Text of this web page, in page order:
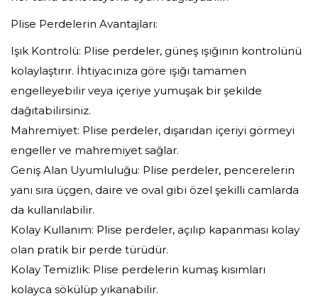
Plise Perdelerin Avantajları:
Işık Kontrolü: Plise perdeler, güneş ışığının kontrolünü
kolaylaştırır. İhtiyacınıza göre ışığı tamamen
engelleyebilir veya içeriye yumuşak bir şekilde
dağıtabilirsiniz.
Mahremiyet: Plise perdeler, dışarıdan içeriyi görmeyi
engeller ve mahremiyet sağlar.
Geniş Alan Uyumluluğu: Plise perdeler, pencerelerin
yanı sıra üçgen, daire ve oval gibi özel şekilli camlarda
da kullanılabilir.
Kolay Kullanım: Plise perdeler, açılıp kapanması kolay
olan pratik bir perde türüdür.
Kolay Temizlik: Plise perdelerin kumaş kısımları
kolayca sökülüp yıkanabilir.